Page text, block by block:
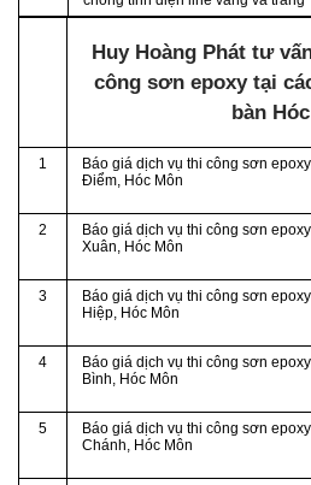
Huy Hoàng Phát tư
công sơn epoxy tại
bàn
1
Báo giá dịch vụ thi công sơn
Điểm, Hóc Môn
2
Báo giá dịch vụ thi công sơn
Xuân, Hóc Môn
3
Báo giá dịch vụ thi công sơn
Hiệp, Hóc Môn
4
Báo giá dịch vụ thi công sơn
Bình, Hóc Môn
5
Báo giá dịch vụ thi công sơn
Chánh, Hóc Môn